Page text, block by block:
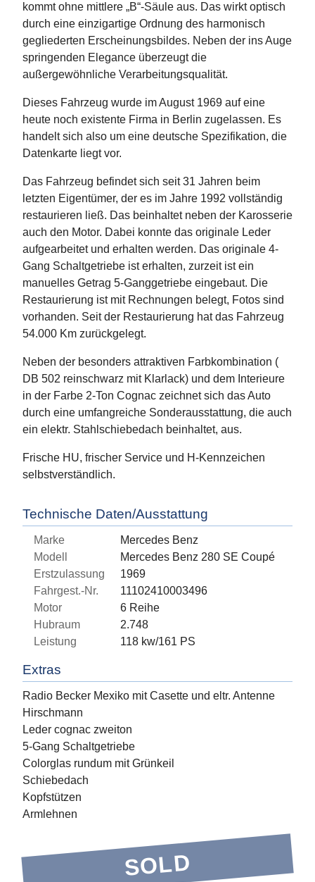
kommt ohne mittlere „B“-Säule aus. Das wirkt optisch
durch eine einzigartige Ordnung des harmonisch
gegliederten Erscheinungsbildes. Neben der ins Auge
springenden Elegance überzeugt die
außergewöhnliche Verarbeitungsqualität.
Dieses Fahrzeug wurde im August 1969 auf eine
heute noch existente Firma in Berlin zugelassen. Es
handelt sich also um eine deutsche Spezifikation, die
Datenkarte liegt vor.
Das Fahrzeug befindet sich seit 31 Jahren beim
letzten Eigentümer, der es im Jahre 1992 vollständig
restaurieren ließ. Das beinhaltet neben der Karosserie
auch den Motor. Dabei konnte das originale Leder
aufgearbeitet und erhalten werden. Das originale 4-
Gang Schaltgetriebe ist erhalten, zurzeit ist ein
manuelles Getrag 5-Ganggetriebe eingebaut. Die
Restaurierung ist mit Rechnungen belegt, Fotos sind
vorhanden. Seit der Restaurierung hat das Fahrzeug
54.000 Km zurückgelegt.
Neben der besonders attraktiven Farbkombination (
DB 502 reinschwarz mit Klarlack) und dem Interieure
in der Farbe 2-Ton Cognac zeichnet sich das Auto
durch eine umfangreiche Sonderausstattung, die auch
ein elektr. Stahlschiebedach beinhaltet, aus.
Frische HU, frischer Service und H-Kennzeichen
selbstverständlich.
Technische Daten/Ausstattung
Marke
Mercedes Benz
Modell
Mercedes Benz 280 SE Coupé
Erstzulassung
1969
Fahrgest.-Nr.
11102410003496
Motor
6 Reihe
Hubraum
2.748
Leistung
118 kw/161 PS
Extras
Radio Becker Mexiko mit Casette und eltr. Antenne
Hirschmann
Leder cognac zweiton
5-Gang Schaltgetriebe
Colorglas rundum mit Grünkeil
Schiebedach
Kopfstützen
Armlehnen
SOLD